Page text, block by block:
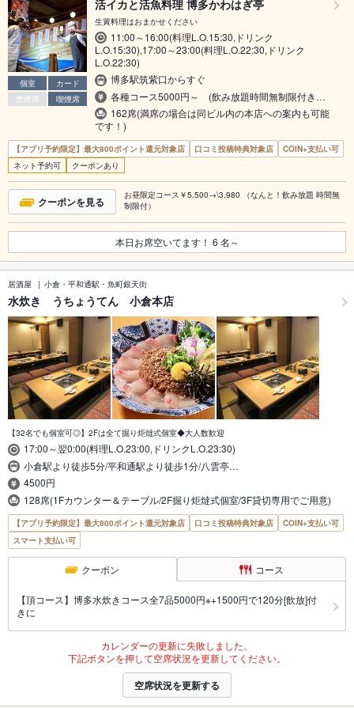
個室
カード
禁煙席
喫煙席
活イカと活魚料理 博多かわはぎ亭
生簀料理はおまかせください
11:00～16:00(料理L.O.15:30,ドリンク
L.O.15:30),17:00～23:00(料理L.O.22:30,ドリンク
L.O.22:30)
博多駅筑紫口からすぐ
各種コース5000円～ (飲み放題時間無制限付き…
162席(満席の場合は同ビル内の本店への案内も可能
です！)
【アプリ予約限定】最大800ポイント還元対象店 口コミ投稿特典対象店
COIN+支払い可
ネット予約可
クーポンあり
クーポンを見る
お昼限定コース￥5,500→\3,980 （なんと！飲み放題 時間無
制限付）
本日お席空いてます！ 6 名～
居酒屋 小倉・平和通駅・魚町銀天街
水炊き うちょうてん 小倉本店
【32名でも個室可◎】2Fは全て掘り炬燵式個室◆大人数歓迎
17:00～翌0:00(料理L.O.23:00,ドリンクL.O.23:30)
小倉駅より徒歩5分/平和通駅より徒歩1分/八雲亭…
4500円
128席(1Fカウンター＆テーブル/2F掘り炬燵式個室/3F貸切専用でご用意)
【アプリ予約限定】最大800ポイント還元対象店 口コミ投稿特典対象店
COIN+支払い可
スマート支払い可
クーポン コース
【頂コース】博多水炊きコース全7品5000円※+1500円で120分[飲放]付
きに
カレンダーの更新に失敗しました。
下記ボタンを押して空席状況を更新してください。
空席状況を更新する